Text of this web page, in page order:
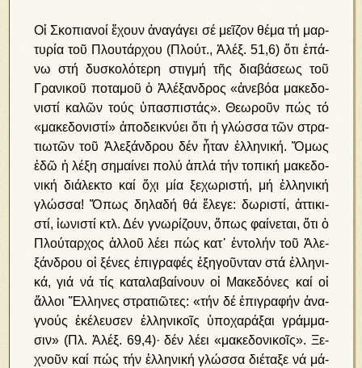
Οἱ Σκο­πια­νοί ἔ­χουν ἀ­να­γά­γει σέ μεῖ­ζον θέ­μα τή μαρ­
τυ­ρί­α τοῦ Πλου­τάρ­χου (Πλούτ., Ἀ­λέξ. 51,6) ὅ­τι ἐ­πά­
νω στή δυ­σκο­λό­τε­ρη στιγ­μή τῆς δι­α­βά­σε­ως τοῦ
Γρα­νι­κοῦ πο­τα­μοῦ ὁ Ἀ­λέ­ξαν­δρος «ἀ­νε­βό­α μα­κε­δο­
νι­στί κα­λῶν το­ύς ὑ­πα­σπι­στάς». Θε­ω­ροῦν πώς τό
«μα­κε­δο­νι­στί» ἀ­πο­δει­κνύ­ει ὅ­τι ἡ γλώσ­σα τῶν στρα­
τι­ω­τῶν τοῦ Ἀ­λε­ξάν­δρου δέν ἦ­ταν ἑλ­λη­νι­κή. Ὅ­μως
ἐ­δῶ ἡ λέ­ξη ση­μαί­νει πο­λύ ἁ­πλά τήν το­πι­κή μα­κε­δο­
νι­κή δι­ά­λε­κτο καί ὄ­χι μί­α ξε­χω­ρι­στή, μή ἑλ­λη­νι­κή
γλώσ­σα! Ὅ­πως δη­λα­δή θά ἔ­λε­γε: δω­ρι­στί, ἀτ­τι­κι­
στί, ἰ­ω­νι­στί κτλ. Δέν γνω­ρί­ζουν, ὅ­πως φαί­νε­ται, ὅ­τι ὁ
Πλού­ταρ­χος ἀλ­λοῦ λέ­ει πώς κατ᾿ ἐν­το­λήν τοῦ Ἀ­λε­
ξάν­δρου οἱ ξέ­νες ἐ­πι­γρα­φές ἐ­ξη­γοῦν­ταν στά ἑλ­λη­νι­
κά, γιά νά τίς κα­τα­λα­βαί­νουν οἱ Μα­κε­δό­νες καί οἱ
ἄλ­λοι Ἕλ­λη­νες στρα­τι­ῶ­τες: «τήν δέ ἐ­πι­γρα­φήν ἀ­να­
γνούς ἐ­κέ­λευ­σεν ἑλ­λη­νι­κοῖς ὑ­πο­χα­ρά­ξαι γράμ­μα­
σιν» (Πλ. Ἀ­λέξ. 69,4)· δέν λέ­ει «μα­κε­δο­νι­κοῖς». Ξε­
χνοῦν καί πώς τήν ἑλ­λη­νι­κή γλώσ­σα δι­έ­τα­ξε νά μά­